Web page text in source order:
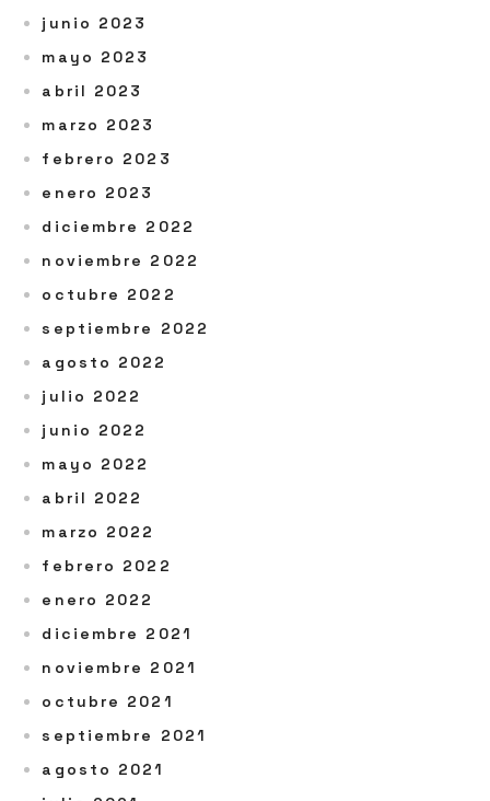
junio 2023
mayo 2023
abril 2023
marzo 2023
febrero 2023
enero 2023
diciembre 2022
noviembre 2022
octubre 2022
septiembre 2022
agosto 2022
julio 2022
junio 2022
mayo 2022
abril 2022
marzo 2022
febrero 2022
enero 2022
diciembre 2021
noviembre 2021
octubre 2021
septiembre 2021
agosto 2021